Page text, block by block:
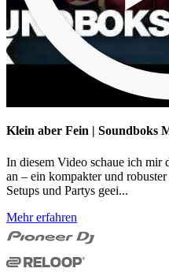
Klein aber Fein | Soundboks
In diesem Video schaue ich
an – ein kompakter und
Setups und Partys geei...
Mehr erfahren